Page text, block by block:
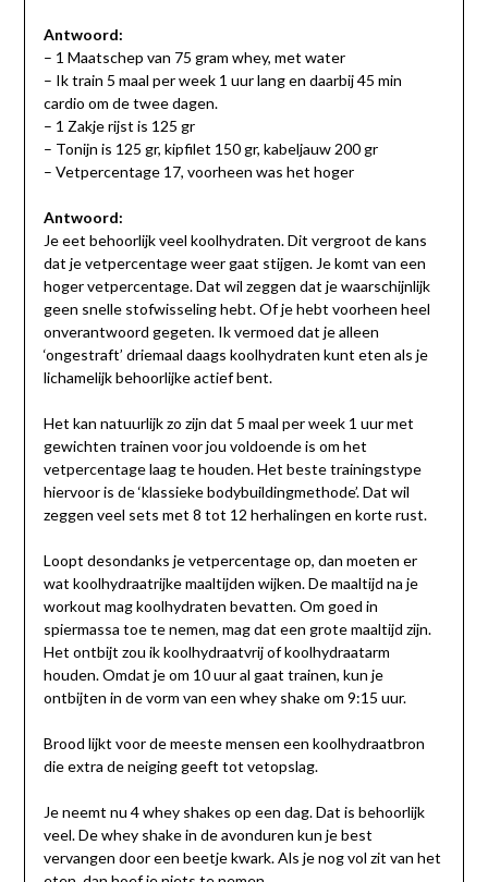
Antwoord:
– 1 Maatschep van 75 gram whey, met water
– Ik train 5 maal per week 1 uur lang en daarbij 45 min
cardio om de twee dagen.
– 1 Zakje rijst is 125 gr
– Tonijn is 125 gr, kipfilet 150 gr, kabeljauw 200 gr
– Vetpercentage 17, voorheen was het hoger
Antwoord:
Je eet behoorlijk veel koolhydraten. Dit vergroot de kans
dat je vetpercentage weer gaat stijgen. Je komt van een
hoger vetpercentage. Dat wil zeggen dat je waarschijnlijk
geen snelle stofwisseling hebt. Of je hebt voorheen heel
onverantwoord gegeten. Ik vermoed dat je alleen
‘ongestraft’ driemaal daags koolhydraten kunt eten als je
lichamelijk behoorlijke actief bent.
Het kan natuurlijk zo zijn dat 5 maal per week 1 uur met
gewichten trainen voor jou voldoende is om het
vetpercentage laag te houden. Het beste trainingstype
hiervoor is de ‘klassieke bodybuildingmethode’. Dat wil
zeggen veel sets met 8 tot 12 herhalingen en korte rust.
Loopt desondanks je vetpercentage op, dan moeten er
wat koolhydraatrijke maaltijden wijken. De maaltijd na je
workout mag koolhydraten bevatten. Om goed in
spiermassa toe te nemen, mag dat een grote maaltijd zijn.
Het ontbijt zou ik koolhydraatvrij of koolhydraatarm
houden. Omdat je om 10 uur al gaat trainen, kun je
ontbijten in de vorm van een whey shake om 9:15 uur.
Brood lijkt voor de meeste mensen een koolhydraatbron
die extra de neiging geeft tot vetopslag.
Je neemt nu 4 whey shakes op een dag. Dat is behoorlijk
veel. De whey shake in de avonduren kun je best
vervangen door een beetje kwark. Als je nog vol zit van het